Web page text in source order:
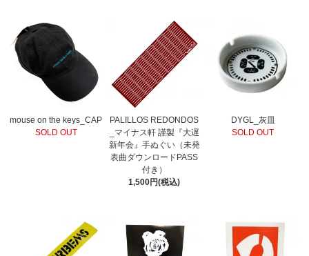
mouse on the keys_CAP
SOLD OUT
PALILLOS REDONDOS
_マイナス軒 謹製『大遅
新年会』手ぬぐい（未発
表曲ダウンロードPASS
付き）
1,500円(税込)
DYGL_灰皿
SOLD OUT